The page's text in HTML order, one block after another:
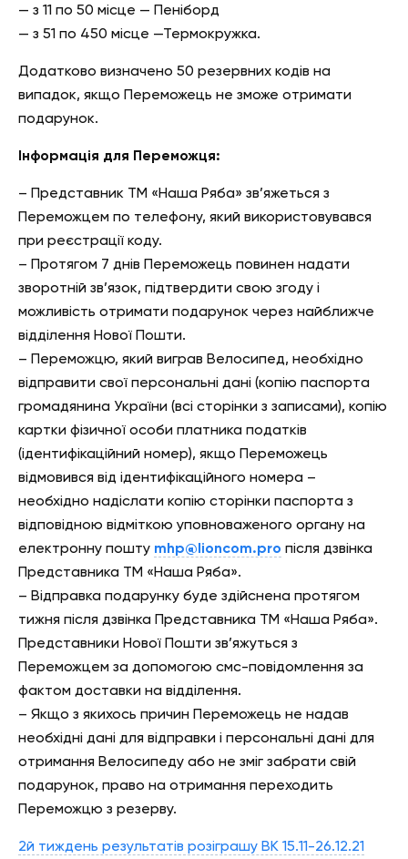
— з 11 по 50 місце — Пеніборд
— з 51 по 450 місце —Термокружка.
Додатково визначено 50 резервних кодів на
випадок, якщо Переможець не зможе отримати
подарунок.
Інформація для Переможця:
– Представник ТМ «Наша Ряба» зв’яжеться з
Переможцем по телефону, який використовувався
при реєстрації коду.
– Протягом 7 днів Переможець повинен надати
зворотній зв’язок, підтвердити свою згоду і
можливість отримати подарунок через найближче
відділення Нової Пошти.
– Переможцю, який виграв Велосипед, необхідно
відправити свої персональні дані (копію паспорта
громадянина України (всі сторінки з записами), копію
картки фізичної особи платника податків
(ідентифікаційний номер), якщо Переможець
відмовився від ідентифікаційного номера –
необхідно надіслати копію сторінки паспорта з
відповідною відміткою уповноваженого органу на
електронну пошту mhp@lioncom.pro після дзвінка
Представника ТМ «Наша Ряба».
– Відправка подарунку буде здійснена протягом
тижня після дзвінка Представника ТМ «Наша Ряба».
Представники Нової Пошти зв’яжуться з
Переможцем за допомогою смс-повідомлення за
фактом доставки на відділення.
– Якщо з якихось причин Переможець не надав
необхідні дані для відправки і персональні дані для
отримання Велосипеду або не зміг забрати свій
подарунок, право на отримання переходить
Переможцю з резерву.
2й тиждень результатів розіграшу ВК 15.11-26.12.21